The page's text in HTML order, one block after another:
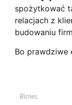
spożytkować
relacjach z
budowaniu
Bo prawdziwe
Biznes,